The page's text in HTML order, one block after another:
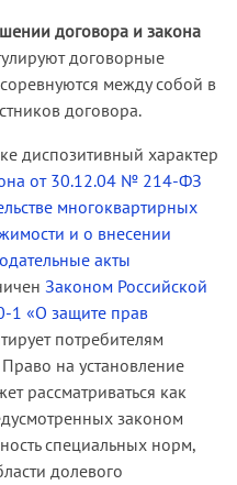
договора и закона
договорные
между собой в
договора.
диспозитивный характер
от 30.12.04 № 214-ФЗ
многоквартирных
и о внесении
акты
Законом Российской
1 «О защите прав
потребителям
на установление
рассматриваться как
законом
специальных норм,
долевого